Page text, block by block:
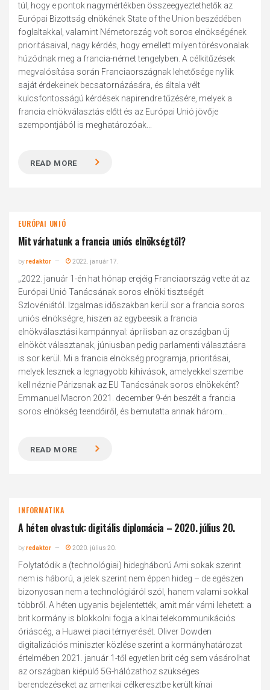
túl, hogy e pontok nagymértékben összeegyeztethetők az
Európai Bizottság elnökének State of the Union beszédében
foglaltakkal, valamint Németország volt soros elnökségének
prioritásaival, nagy kérdés, hogy emellett milyen törésvonalak
húzódnak meg a francia-német tengelyben. A célkitűzések
megvalósítása során Franciaországnak lehetősége nyílik
saját érdekeinek becsatornázására, és általa vélt
kulcsfontosságú kérdések napirendre tűzésére, melyek a
francia elnökválasztás előtt és az Európai Unió jövője
szempontjából is meghatározóak...
READ MORE
EURÓPAI UNIÓ
Mit várhatunk a francia uniós elnökségtől?
byredaktor 2022. január 17.
„2022. január 1-én hat hónap erejéig Franciaország vette át az
Európai Unió Tanácsának soros elnöki tisztségét
Szlovéniától. Izgalmas időszakban kerül sor a francia soros
uniós elnökségre, hiszen az egybeesik a francia
elnökválasztási kampánnyal: áprilisban az országban új
elnököt választanak, júniusban pedig parlamenti választásra
is sor kerül. Mi a francia elnökség programja, prioritásai,
melyek lesznek a legnagyobb kihívások, amelyekkel szembe
kell néznie Párizsnak az EU Tanácsának soros elnökeként?
Emmanuel Macron 2021. december 9-én beszélt a francia
soros elnökség teendőiről, és bemutatta annak három...
READ MORE
INFORMATIKA
A héten olvastuk: digitális diplomácia – 2020. július 20.
byredaktor 2020. július 20.
Folytatódik a (technológiai) hidegháború Ami sokak szerint
nem is háború, a jelek szerint nem éppen hideg – de egészen
bizonyosan nem a technológiáról szól, hanem valami sokkal
többről. A héten ugyanis bejelentették, amit már várni lehetett: a
brit kormány is blokkolni fogja a kínai telekommunikációs
óriáscég, a Huawei piaci térnyerését. Oliver Dowden
digitalizációs miniszter közlése szerint a kormányhatározat
értelmében 2021. január 1-től egyetlen brit cég sem vásárolhat
az országban kiépülő 5G-hálózathoz szükséges
berendezéseket az amerikai célkeresztbe került kínai